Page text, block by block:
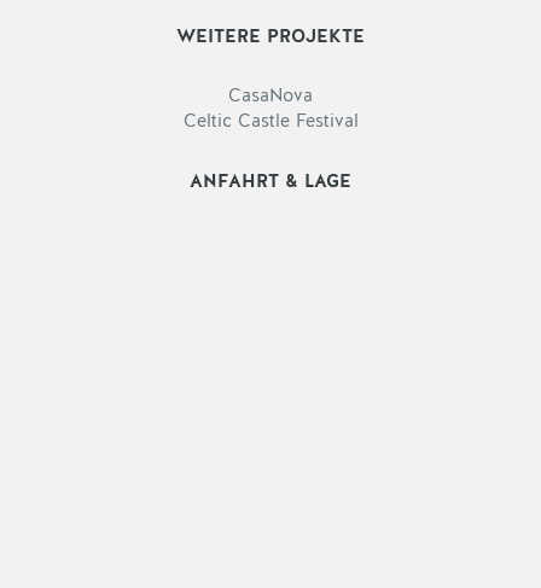
WEITERE PROJEKTE
CasaNova
Celtic Castle Festival
ANFAHRT & LAGE